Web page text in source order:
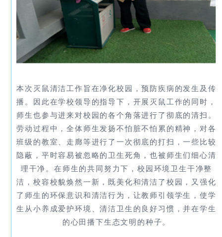
本次灭鼠清洁工作旨在净化校园，预防疾病的发生及传
播。因此在学校领导的指导下，开展灭鼠工作的同时，
师生也参与进来对校园的各个角落进行了彻底的清扫。
劳动过程中，全体师生发扬不怕脏不怕累的精神，对各
班级的教室、走廊等进行了一次彻底的打扫，一些比较
隐蔽，平时容易被忽略的卫生死角，也被师生们细心清
理干净。在师生的共同努力下，校园环境卫生干净整
洁，校容校貌焕然一新，既美化和清洁了校园，又强化
了师生的环保意识和清洁行为，让教师引领学生，使学
生从小养成爱护环境、清洁卫生的良好习惯，并在学生
的心田播下生态文明的种子。